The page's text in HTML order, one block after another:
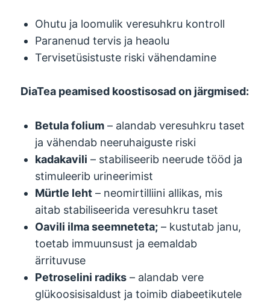
Ohutu ja loomulik veresuhkru kontroll
Paranenud tervis ja heaolu
Tervisetüsistuste riski vähendamine
DiaTea peamised koostisosad on järgmised:
Betula folium – alandab veresuhkru taset
ja vähendab neeruhaiguste riski
kadakavili – stabiliseerib neerude tööd ja
stimuleerib urineerimist
Mürtle leht – neomirtilliini allikas, mis
aitab stabiliseerida veresuhkru taset
Oavili ilma seemneteta; – kustutab janu,
toetab immuunsust ja eemaldab
ärrituvuse
Petroselini radiks – alandab vere
glükoosisisaldust ja toimib diabeetikutele